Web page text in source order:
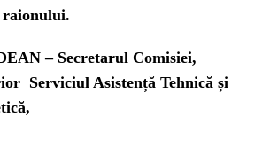
raionului.
– Secretarul Comisiei,
Serviciul Asistență Tehnică și